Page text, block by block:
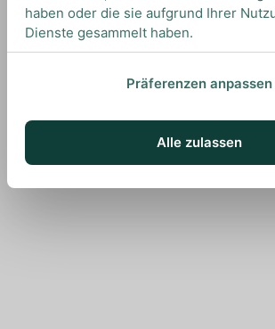
haben oder die sie aufgrund Ihrer
Dienste gesammelt haben.
Präferenzen anpassen
Alle zulassen